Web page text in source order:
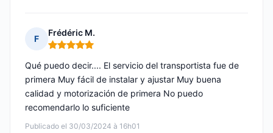
F
Frédéric M.
Nota: 5 de 5
Publicado el 30/03/2024 à 16h01
Qué puedo decir.... El servicio del transportista fue de
primera Muy fácil de instalar y ajustar Muy buena
calidad y motorización de primera No puedo
recomendarlo lo suficiente